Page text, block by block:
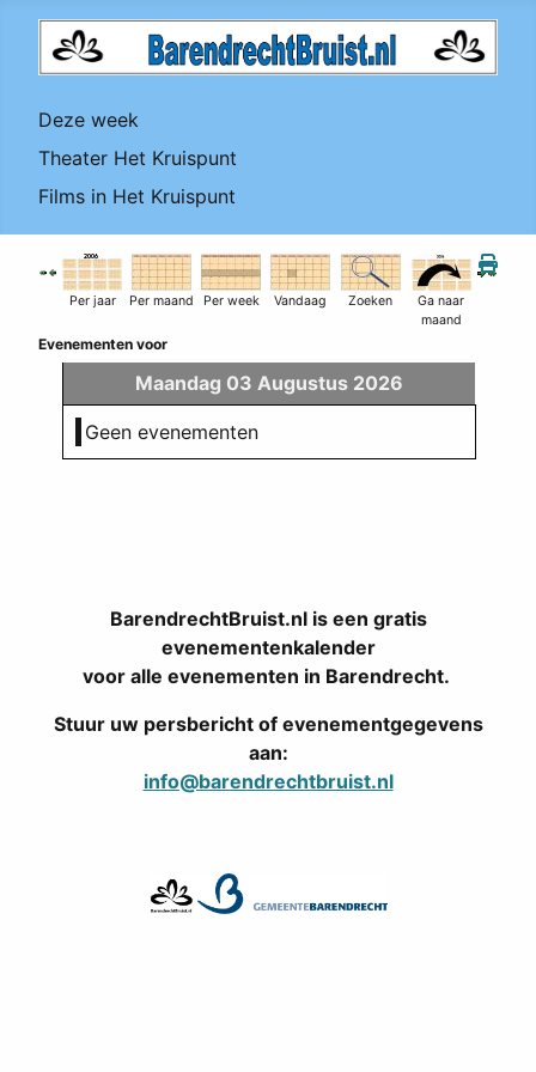
Deze week
Theater Het Kruispunt
Films in Het Kruispunt
Per jaar Per maand Per week Vandaag Zoeken
Ga naar
maand
Evenementen voor
Maandag 03 Augustus 2026
Geen evenementen
BarendrechtBruist.nl is een gratis
evenementenkalender
voor alle evenementen in Barendrecht.
Stuur uw persbericht of evenementgegevens
aan:
info@barendrechtbruist.nl